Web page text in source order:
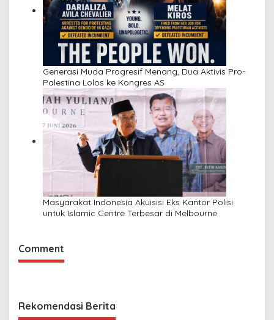
Generasi Muda Progresif Menang, Dua Aktivis Pro-
Palestina Lolos ke Kongres AS
Masyarakat Indonesia Akuisisi Eks Kantor Polisi
untuk Islamic Centre Terbesar di Melbourne
Comment
Rekomendasi Berita